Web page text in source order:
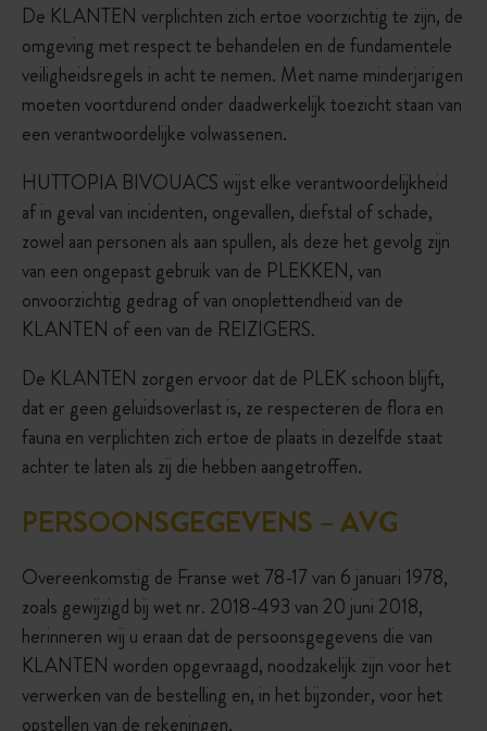
De KLANTEN verplichten zich ertoe voorzichtig te zijn, de
omgeving met respect te behandelen en de fundamentele
veiligheidsregels in acht te nemen. Met name minderjarigen
moeten voortdurend onder daadwerkelijk toezicht staan van
een verantwoordelijke volwassenen.
HUTTOPIA BIVOUACS wijst elke verantwoordelijkheid
af in geval van incidenten, ongevallen, diefstal of schade,
zowel aan personen als aan spullen, als deze het gevolg zijn
van een ongepast gebruik van de PLEKKEN, van
onvoorzichtig gedrag of van onoplettendheid van de
KLANTEN of een van de REIZIGERS.
De KLANTEN zorgen ervoor dat de PLEK schoon blijft,
dat er geen geluidsoverlast is, ze respecteren de flora en
fauna en verplichten zich ertoe de plaats in dezelfde staat
achter te laten als zij die hebben aangetroffen.
PERSOONSGEGEVENS – AVG
Overeenkomstig de Franse wet 78-17 van 6 januari 1978,
zoals gewijzigd bij wet nr. 2018-493 van 20 juni 2018,
herinneren wij u eraan dat de persoonsgegevens die van
KLANTEN worden opgevraagd, noodzakelijk zijn voor het
verwerken van de bestelling en, in het bijzonder, voor het
opstellen van de rekeningen.